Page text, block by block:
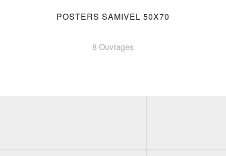
POSTERS SAMIVEL 50X70
8 Ouvrages